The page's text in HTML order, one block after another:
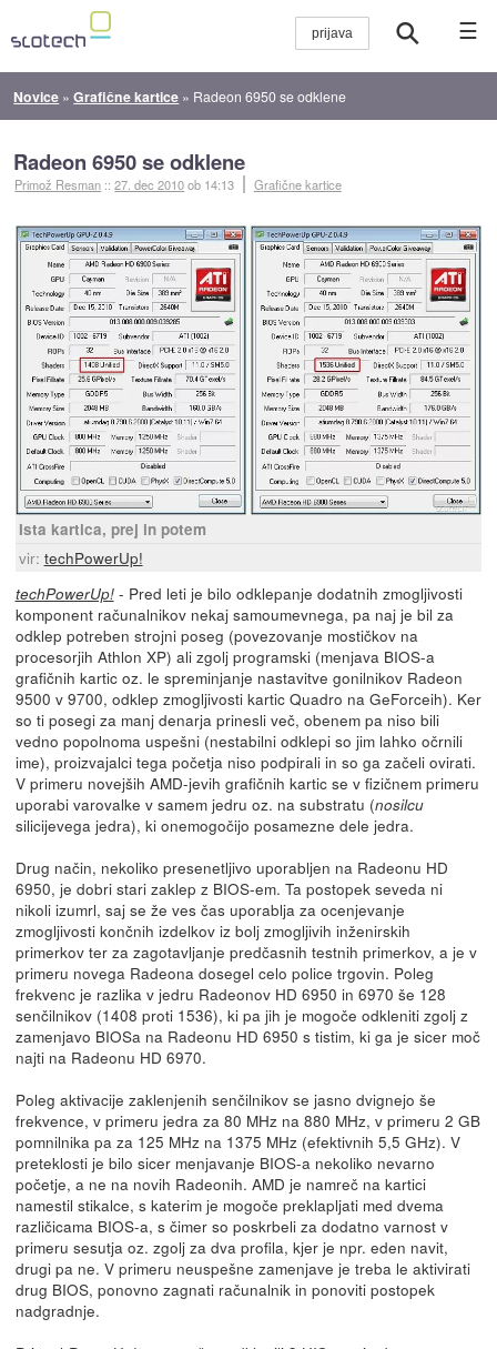
☰
Novice »Grafične kartice » Radeon 6950 se odklene
Radeon 6950 se odklene
Primož Resman ::27. dec 2010ob 14:13 Grafične kartice
Ista kartica, prej in potem
vir: techPowerUp!
techPowerUp!- Pred leti je bilo odklepanje dodatnih zmogljivosti
komponent računalnikov nekaj samoumevnega, pa naj je bil za
odklep potreben strojni poseg (povezovanje mostičkov na
procesorjih Athlon XP) ali zgolj programski (menjava BIOS-a
grafičnih kartic oz. le spreminjanje nastavitve gonilnikov Radeon
9500 v 9700, odklep zmogljivosti kartic Quadro na GeForceih). Ker
so ti posegi za manj denarja prinesli več, obenem pa niso bili
vedno popolnoma uspešni (nestabilni odklepi so jim lahko očrnili
ime), proizvajalci tega početja niso podpirali in so ga začeli ovirati.
V primeru novejših AMD-jevih grafičnih kartic se v fizičnem primeru
uporabi varovalke v samem jedru oz. na substratu (nosilcu
silicijevega jedra), ki onemogočijo posamezne dele jedra.
Drug način, nekoliko presenetljivo uporabljen na Radeonu HD
6950, je dobri stari zaklep z BIOS-em. Ta postopek seveda ni
nikoli izumrl, saj se že ves čas uporablja za ocenjevanje
zmogljivosti končnih izdelkov iz bolj zmogljivih inženirskih
primerkov ter za zagotavljanje predčasnih testnih primerkov, a je v
primeru novega Radeona dosegel celo police trgovin. Poleg
frekvenc je razlika v jedru Radeonov HD 6950 in 6970 še 128
senčilnikov (1408 proti 1536), ki pa jih je mogoče odkleniti zgolj z
zamenjavo BIOSa na Radeonu HD 6950 s tistim, ki ga je sicer moč
najti na Radeonu HD 6970.
Poleg aktivacije zaklenjenih senčilnikov se jasno dvignejo še
frekvence, v primeru jedra za 80 MHz na 880 MHz, v primeru 2 GB
pomnilnika pa za 125 MHz na 1375 MHz (efektivnih 5,5 GHz). V
preteklosti je bilo sicer menjavanje BIOS-a nekoliko nevarno
početje, a ne na novih Radeonih. AMD je namreč na kartici
namestil stikalce, s katerim je mogoče preklapljati med dvema
različicama BIOS-a, s čimer so poskrbeli za dodatno varnost v
primeru sesutja oz. zgolj za dva profila, kjer je npr. eden navit,
drugi pa ne. V primeru neuspešne zamenjave je treba le aktivirati
drug BIOS, ponovno zagnati računalnik in ponoviti postopek
nadgradnje.